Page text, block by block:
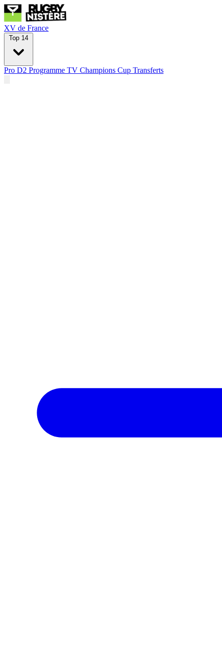
XV de France
Top 14
Pro D2 Programme TV Champions Cup Transferts